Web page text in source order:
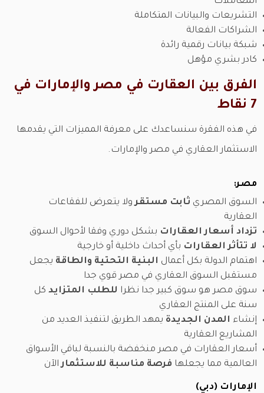
التشريعات والبيانات المتكاملة
الشراكات الفعالة
شبكة بيانات رقمية رائدة
كادر بشري مؤهل
الفرق بين العقارت في مصر والإمارات في
7 نقاط
في هذه الفقرة سنساعدك على معرفة المميزات التي يقدمها
الاستثمار العقاري في مصر والإمارات.
مصر:
السوق المصري ثابت مستقرولا يتعرض للفقاعات
العقارية
تزداد أسعار العقارات بشكل دوري وفقا لأحوال السوق
لا تتأثر العقارات بأي أحداث داخلية أو خارجية
اهتمام الدولة بكل أعمال البنية التحتية والطاقة يجعل
مستقبل السوق العقاري في مصر قوي جدا
سوق مصر هو سوق كبير جدا نظرا للطلب المتزايد كل
سنة على المنتج العقاري
إنشاء المدن الجديدة يمهد الطريق لتنفيذ العديد من
المشاريع العقارية
أسعار العقارات في مصر منخفضة بالنسبة لباقي الأسواق
العالمية مما يجعلها فرصة مناسبة للاستثمارالآن
الإمارات (دبي)